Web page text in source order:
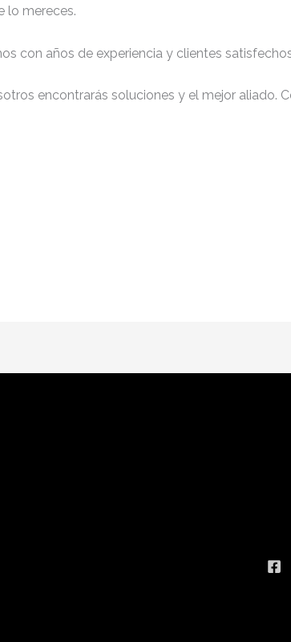
lo mereces.
con años de experiencia y clientes
encontrarás soluciones y el mejor aliado.